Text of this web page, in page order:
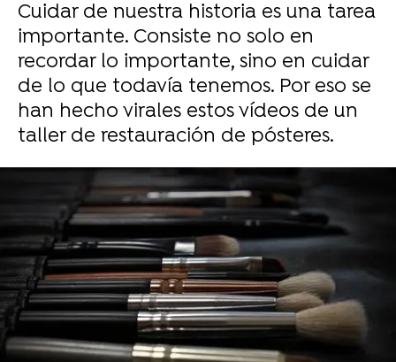
Cuidar de nuestra historia es una tarea
importante. Consiste no solo en
recordar lo importante, sino en cuidar
de lo que todavía tenemos. Por eso se
han hecho virales estos vídeos de un
taller de restauración de pósteres.